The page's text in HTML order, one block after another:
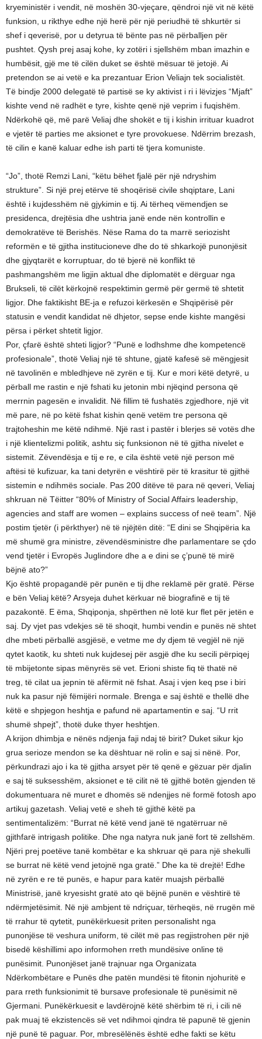
kryeministër i vendit, në moshën 30-vjeçare, qëndroi një vit në këtë
funksion, u rikthye edhe një herë për një periudhë të shkurtër si
shef i qeverisë, por u detyrua të bënte pas në përballjen për
pushtet. Qysh prej asaj kohe, ky zotëri i sjellshëm mban imazhin e
humbësit, gjë me të cilën duket se është mësuar të jetojë. Ai
pretendon se ai vetë e ka prezantuar Erion Veliajn tek socialistët.
Të bindje 2000 delegatë të partisë se ky aktivist i ri i lëvizjes “Mjaft”
kishte vend në radhët e tyre, kishte qenë një veprim i fuqishëm.
Ndërkohë që, më parë Veliaj dhe shokët e tij i kishin irrituar kuadrot
e vjetër të parties me aksionet e tyre provokuese. Ndërrim brezash,
të cilin e kanë kaluar edhe ish parti të tjera komuniste.
“Jo”, thotë Remzi Lani, “këtu bëhet fjalë për një ndryshim
strukture”. Si një prej etërve të shoqërisë civile shqiptare, Lani
është i kujdesshëm në gjykimin e tij. Ai tërheq vëmendjen se
presidenca, drejtësia dhe ushtria janë ende nën kontrollin e
demokratëve të Berishës. Nëse Rama do ta marrë seriozisht
reformën e të gjitha institucioneve dhe do të shkarkojë punonjësit
dhe gjyqtarët e korruptuar, do të bjerë në konflikt të
pashmangshëm me ligjin aktual dhe diplomatët e dërguar nga
Brukseli, të cilët kërkojnë respektimin germë për germë të shtetit
ligjor. Dhe faktikisht BE-ja e refuzoi kërkesën e Shqipërisë për
statusin e vendit kandidat në dhjetor, sepse ende kishte mangësi
përsa i përket shtetit ligjor.
Por, çfarë është shteti ligjor? “Punë e lodhshme dhe kompetencë
profesionale”, thotë Veliaj një të shtune, gjatë kafesë së mëngjesit
në tavolinën e mbledhjeve në zyrën e tij. Kur e mori këtë detyrë, u
përball me rastin e një fshati ku jetonin mbi njëqind persona që
merrnin pagesën e invalidit. Në fillim të fushatës zgjedhore, një vit
më pare, në po këtë fshat kishin qenë vetëm tre persona që
trajtoheshin me këtë ndihmë. Një rast i pastër i blerjes së votës dhe
i një klientelizmi politik, ashtu siç funksionon në të gjitha nivelet e
sistemit. Zëvendësja e tij e re, e cila është vetë një person më
aftësi të kufizuar, ka tani detyrën e vështirë për të krasitur të gjithë
sistemin e ndihmës sociale. Pas 200 ditëve të para në qeveri, Veliaj
shkruan në Tëitter “80% of Ministry of Social Affairs leadership,
agencies and staff are women – explains success of neë team”. Një
postim tjetër (i përkthyer) në të njëjtën ditë: “E dini se Shqipëria ka
më shumë gra ministre, zëvendësministre dhe parlamentare se çdo
vend tjetër i Evropës Juglindore dhe a e dini se ç’punë të mirë
bëjnë ato?”
Kjo është propagandë për punën e tij dhe reklamë për gratë. Përse
e bën Veliaj këtë? Arsyeja duhet kërkuar në biografinë e tij të
pazakontë. E ëma, Shqiponja, shpërthen në lotë kur flet për jetën e
saj. Dy vjet pas vdekjes së të shoqit, humbi vendin e punës në shtet
dhe mbeti përballë asgjësë, e vetme me dy djem të vegjël në një
qytet kaotik, ku shteti nuk kujdesej për asgjë dhe ku secili përpiqej
të mbijetonte sipas mënyrës së vet. Erioni shiste fiq të thatë në
treg, të cilat ua jepnin të afërmit në fshat. Asaj i vjen keq pse i biri
nuk ka pasur një fëmijëri normale. Brenga e saj është e thellë dhe
këtë e shpjegon heshtja e pafund në apartamentin e saj. “U rrit
shumë shpejt”, thotë duke thyer heshtjen.
A krijon dhimbja e nënës ndjenja faji ndaj të birit? Duket sikur kjo
grua serioze mendon se ka dështuar në rolin e saj si nënë. Por,
përkundrazi ajo i ka të gjitha arsyet për të qenë e gëzuar për djalin
e saj të suksesshëm, aksionet e të cilit në të gjithë botën gjenden të
dokumentuara në muret e dhomës së ndenjjes në formë fotosh apo
artikuj gazetash. Veliaj vetë e sheh të gjithë këtë pa
sentimentalizëm: “Burrat në këtë vend janë të ngatërruar në
gjithfarë intrigash politike. Dhe nga natyra nuk janë fort të zellshëm.
Njëri prej poetëve tanë kombëtar e ka shkruar që para një shekulli
se burrat në këtë vend jetojnë nga gratë.” Dhe ka të drejtë! Edhe
në zyrën e re të punës, e hapur para katër muajsh përballë
Ministrisë, janë kryesisht gratë ato që bëjnë punën e vështirë të
ndërmjetësimit. Në një ambjent të ndriçuar, tërheqës, në rrugën më
të rrahur të qytetit, punëkërkuesit priten personalisht nga
punonjëse të veshura uniform, të cilët më pas regjistrohen për një
bisedë këshillimi apo informohen rreth mundësive online të
punësimit. Punonjëset janë trajnuar nga Organizata
Ndërkombëtare e Punës dhe patën mundësi të fitonin njohuritë e
para rreth funksionimit të bursave profesionale të punësimit në
Gjermani. Punëkërkuesit e lavdërojnë këtë shërbim të ri, i cili në
pak muaj të ekzistencës së vet ndihmoi qindra të papunë të gjenin
një punë të paguar. Por, mbresëlënës është edhe fakti se këtu